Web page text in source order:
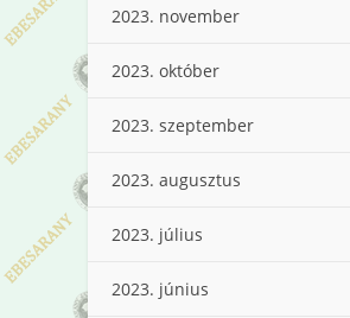
2023. november
2023. október
2023. szeptember
2023. augusztus
2023. július
2023. június